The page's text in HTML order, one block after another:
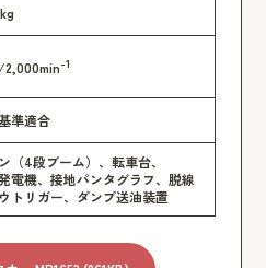
2,000min-1
準適合
（4段ブーム）、転車台、
電機、接地パンタグラフ、脱線
トリガー、ダンプ送油装置